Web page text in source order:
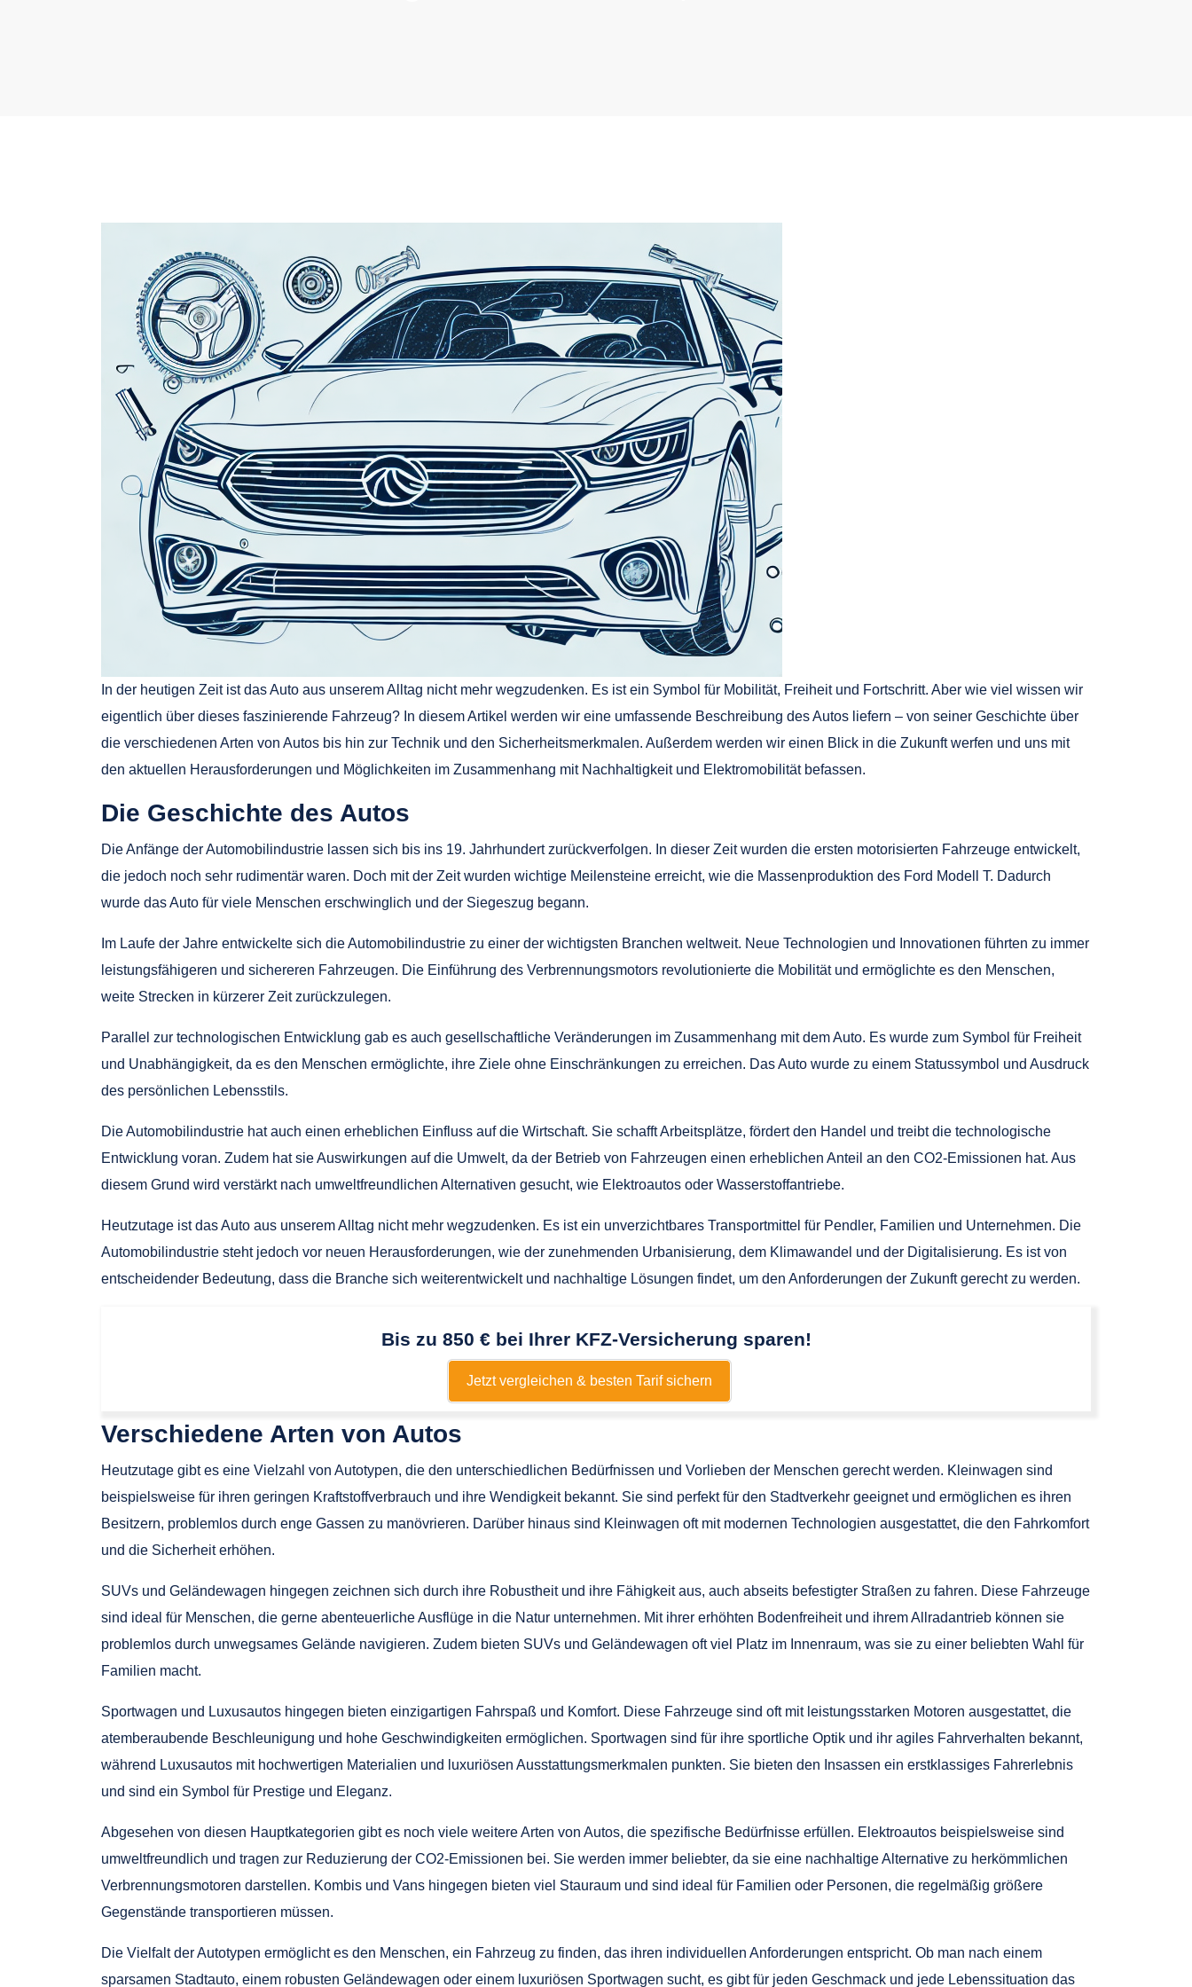
In der heutigen Zeit ist das Auto aus unserem Alltag nicht mehr wegzudenken. Es ist ein Symbol für Mobilität, Freiheit und Fortschritt. Aber wie viel wissen wir
eigentlich über dieses faszinierende Fahrzeug? In diesem Artikel werden wir eine umfassende Beschreibung des Autos liefern – von seiner Geschichte über
die verschiedenen Arten von Autos bis hin zur Technik und den Sicherheitsmerkmalen. Außerdem werden wir einen Blick in die Zukunft werfen und uns mit
den aktuellen Herausforderungen und Möglichkeiten im Zusammenhang mit Nachhaltigkeit und Elektromobilität befassen.
Die Geschichte des Autos
Die Anfänge der Automobilindustrie lassen sich bis ins 19. Jahrhundert zurückverfolgen. In dieser Zeit wurden die ersten motorisierten Fahrzeuge entwickelt,
die jedoch noch sehr rudimentär waren. Doch mit der Zeit wurden wichtige Meilensteine erreicht, wie die Massenproduktion des Ford Modell T. Dadurch
wurde das Auto für viele Menschen erschwinglich und der Siegeszug begann.
Im Laufe der Jahre entwickelte sich die Automobilindustrie zu einer der wichtigsten Branchen weltweit. Neue Technologien und Innovationen führten zu immer
leistungsfähigeren und sichereren Fahrzeugen. Die Einführung des Verbrennungsmotors revolutionierte die Mobilität und ermöglichte es den Menschen,
weite Strecken in kürzerer Zeit zurückzulegen.
Parallel zur technologischen Entwicklung gab es auch gesellschaftliche Veränderungen im Zusammenhang mit dem Auto. Es wurde zum Symbol für Freiheit
und Unabhängigkeit, da es den Menschen ermöglichte, ihre Ziele ohne Einschränkungen zu erreichen. Das Auto wurde zu einem Statussymbol und Ausdruck
des persönlichen Lebensstils.
Die Automobilindustrie hat auch einen erheblichen Einfluss auf die Wirtschaft. Sie schafft Arbeitsplätze, fördert den Handel und treibt die technologische
Entwicklung voran. Zudem hat sie Auswirkungen auf die Umwelt, da der Betrieb von Fahrzeugen einen erheblichen Anteil an den CO2-Emissionen hat. Aus
diesem Grund wird verstärkt nach umweltfreundlichen Alternativen gesucht, wie Elektroautos oder Wasserstoffantriebe.
Heutzutage ist das Auto aus unserem Alltag nicht mehr wegzudenken. Es ist ein unverzichtbares Transportmittel für Pendler, Familien und Unternehmen. Die
Automobilindustrie steht jedoch vor neuen Herausforderungen, wie der zunehmenden Urbanisierung, dem Klimawandel und der Digitalisierung. Es ist von
entscheidender Bedeutung, dass die Branche sich weiterentwickelt und nachhaltige Lösungen findet, um den Anforderungen der Zukunft gerecht zu werden.
Bis zu 850 € bei Ihrer KFZ-Versicherung sparen!
Jetzt vergleichen & besten Tarif sichern
Verschiedene Arten von Autos
Heutzutage gibt es eine Vielzahl von Autotypen, die den unterschiedlichen Bedürfnissen und Vorlieben der Menschen gerecht werden. Kleinwagen sind
beispielsweise für ihren geringen Kraftstoffverbrauch und ihre Wendigkeit bekannt. Sie sind perfekt für den Stadtverkehr geeignet und ermöglichen es ihren
Besitzern, problemlos durch enge Gassen zu manövrieren. Darüber hinaus sind Kleinwagen oft mit modernen Technologien ausgestattet, die den Fahrkomfort
und die Sicherheit erhöhen.
SUVs und Geländewagen hingegen zeichnen sich durch ihre Robustheit und ihre Fähigkeit aus, auch abseits befestigter Straßen zu fahren. Diese Fahrzeuge
sind ideal für Menschen, die gerne abenteuerliche Ausflüge in die Natur unternehmen. Mit ihrer erhöhten Bodenfreiheit und ihrem Allradantrieb können sie
problemlos durch unwegsames Gelände navigieren. Zudem bieten SUVs und Geländewagen oft viel Platz im Innenraum, was sie zu einer beliebten Wahl für
Familien macht.
Sportwagen und Luxusautos hingegen bieten einzigartigen Fahrspaß und Komfort. Diese Fahrzeuge sind oft mit leistungsstarken Motoren ausgestattet, die
atemberaubende Beschleunigung und hohe Geschwindigkeiten ermöglichen. Sportwagen sind für ihre sportliche Optik und ihr agiles Fahrverhalten bekannt,
während Luxusautos mit hochwertigen Materialien und luxuriösen Ausstattungsmerkmalen punkten. Sie bieten den Insassen ein erstklassiges Fahrerlebnis
und sind ein Symbol für Prestige und Eleganz.
Abgesehen von diesen Hauptkategorien gibt es noch viele weitere Arten von Autos, die spezifische Bedürfnisse erfüllen. Elektroautos beispielsweise sind
umweltfreundlich und tragen zur Reduzierung der CO2-Emissionen bei. Sie werden immer beliebter, da sie eine nachhaltige Alternative zu herkömmlichen
Verbrennungsmotoren darstellen. Kombis und Vans hingegen bieten viel Stauraum und sind ideal für Familien oder Personen, die regelmäßig größere
Gegenstände transportieren müssen.
Die Vielfalt der Autotypen ermöglicht es den Menschen, ein Fahrzeug zu finden, das ihren individuellen Anforderungen entspricht. Ob man nach einem
sparsamen Stadtauto, einem robusten Geländewagen oder einem luxuriösen Sportwagen sucht, es gibt für jeden Geschmack und jede Lebenssituation das